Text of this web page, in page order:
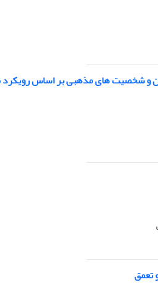
و شخصیت های مذهبی بر اساس
تعمق